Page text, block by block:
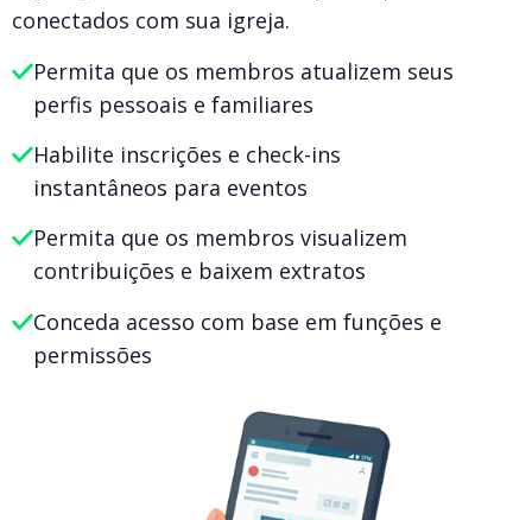
conectados com sua igreja.
Permita que os membros atualizem seus
perfis pessoais e familiares
Habilite inscrições e check-ins
instantâneos para eventos
Permita que os membros visualizem
contribuições e baixem extratos
Conceda acesso com base em funções e
permissões